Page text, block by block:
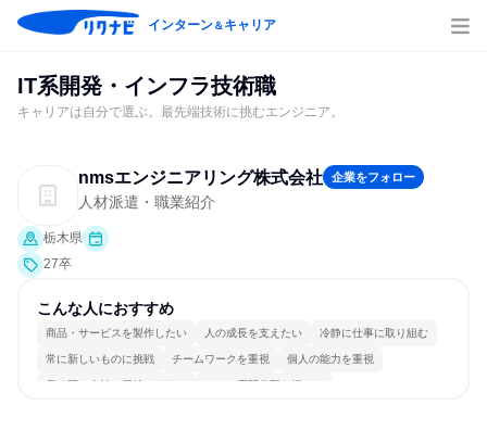
インターン＆キャリア
IT系開発・インフラ技術職
キャリアは自分で選ぶ。最先端技術に挑むエンジニア。
nmsエンジニアリング株式会社 企業をフォロー
人材派遣・職業紹介
栃木県
27卒
こんな人におすすめ
商品・サービスを製作したい 人の成長を支えたい 冷静に仕事に取り組む
常に新しいものに挑戦 チームワークを重視 個人の能力を重視
長く同じ会社に居続けられる 一つの専門分野を極める